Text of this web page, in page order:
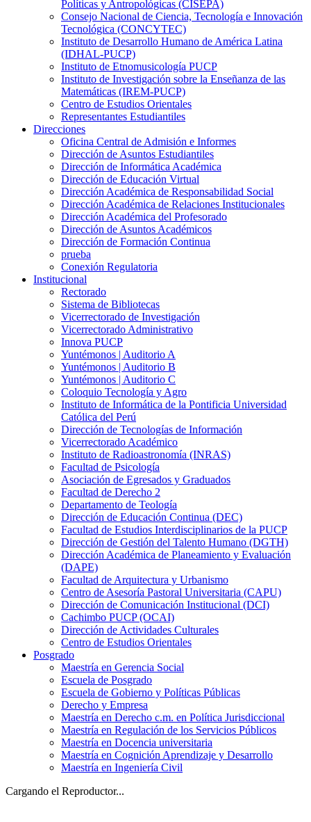
Políticas y Antropológicas (CISEPA)
Consejo Nacional de Ciencia, Tecnología e Innovación
Tecnológica (CONCYTEC)
Instituto de Desarrollo Humano de América Latina
(IDHAL-PUCP)
Instituto de Etnomusicología PUCP
Instituto de Investigación sobre la Enseñanza de las
Matemáticas (IREM-PUCP)
Centro de Estudios Orientales
Representantes Estudiantiles
Direcciones
Oficina Central de Admisión e Informes
Dirección de Asuntos Estudiantiles
Dirección de Informática Académica
Dirección de Educación Virtual
Dirección Académica de Responsabilidad Social
Dirección Académica de Relaciones Institucionales
Dirección Académica del Profesorado
Dirección de Asuntos Académicos
Dirección de Formación Continua
prueba
Conexión Regulatoria
Institucional
Rectorado
Sistema de Bibliotecas
Vicerrectorado de Investigación
Vicerrectorado Administrativo
Innova PUCP
Yuntémonos | Auditorio A
Yuntémonos | Auditorio B
Yuntémonos | Auditorio C
Coloquio Tecnología y Agro
Instituto de Informática de la Pontificia Universidad
Católica del Perú
Dirección de Tecnologías de Información
Vicerrectorado Académico
Instituto de Radioastronomía (INRAS)
Facultad de Psicología
Asociación de Egresados y Graduados
Facultad de Derecho 2
Departamento de Teología
Dirección de Educación Continua (DEC)
Facultad de Estudios Interdisciplinarios de la PUCP
Dirección de Gestión del Talento Humano (DGTH)
Dirección Académica de Planeamiento y Evaluación
(DAPE)
Facultad de Arquitectura y Urbanismo
Centro de Asesoría Pastoral Universitaria (CAPU)
Dirección de Comunicación Institucional (DCI)
Cachimbo PUCP (OCAI)
Dirección de Actividades Culturales
Centro de Estudios Orientales
Posgrado
Maestría en Gerencia Social
Escuela de Posgrado
Escuela de Gobierno y Políticas Públicas
Derecho y Empresa
Maestría en Derecho c.m. en Política Jurisdiccional
Maestría en Regulación de los Servicios Públicos
Maestría en Docencia universitaria
Maestría en Cognición Aprendizaje y Desarrollo
Maestría en Ingeniería Civil
Cargando el Reproductor...